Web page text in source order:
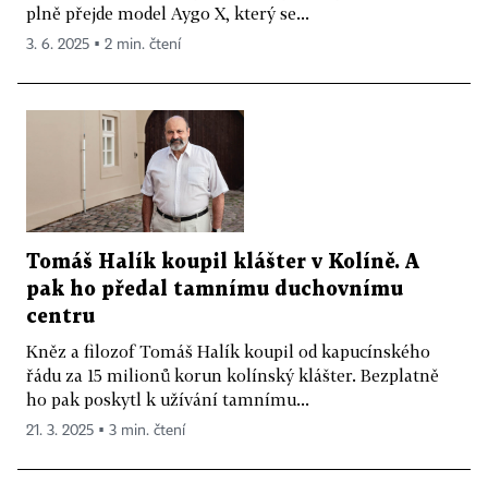
plně přejde model Aygo X, který se...
3. 6. 2025 ▪ 2 min. čtení
Tomáš Halík koupil klášter v Kolíně. A
pak ho předal tamnímu duchovnímu
centru
Kněz a filozof Tomáš Halík koupil od kapucínského
řádu za 15 milionů korun kolínský klášter. Bezplatně
ho pak poskytl k užívání tamnímu...
21. 3. 2025 ▪ 3 min. čtení